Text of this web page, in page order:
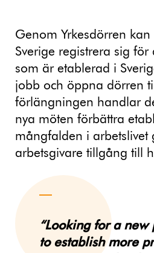
Genom Yrkesdörren
Sverige registrera sig
som är etablerad i
jobb och öppna dörren
förlängningen handlar
nya möten förbättra
mångfalden i arbetslivet
arbetsgivare tillgång till
“Looking for a
to establish more